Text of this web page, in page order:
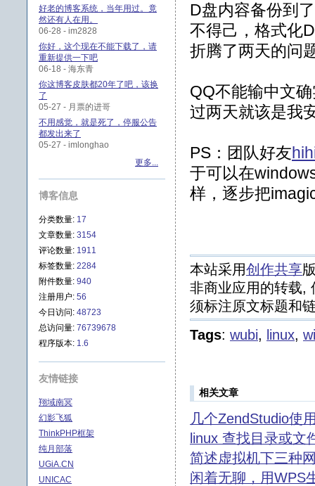
D盘内容备份到
不得己，格式化
折腾了两天的问
QQ不能输中文
过两天就该是我
PS：团队好友
于可以在
样，逐步把
本站采用创作共享
非商业应用的转载,
须标注原文标题和
Tags: wubi, linux,
相关文章
几个ZendStudio使
linux 查找目录或文
简述虚拟机下三种
闲着无聊，用WPS
好老的博客系统，当年用过。竟
然还有人在用。
06-28 - im2828
你好，这个现在不能下载了，请
重新提供一下吧
06-18 - 海东青
你这博客皮肤都20年了吧，该换
了
05-27 - 月票的进哥
不用感觉，就是死了，停服公告
都发出来了
05-27 - imlonghao
更多...
博客信息
分类数量: 17
文章数量: 3154
评论数量: 1911
标签数量: 2284
附件数量: 940
注册用户: 56
今日访问: 48723
总访问量: 76739678
程序版本: 1.6
友情链接
翔域南冥
幻影飞狐
ThinkPHP框架
纯月部落
UGiA.CN
UNICAC